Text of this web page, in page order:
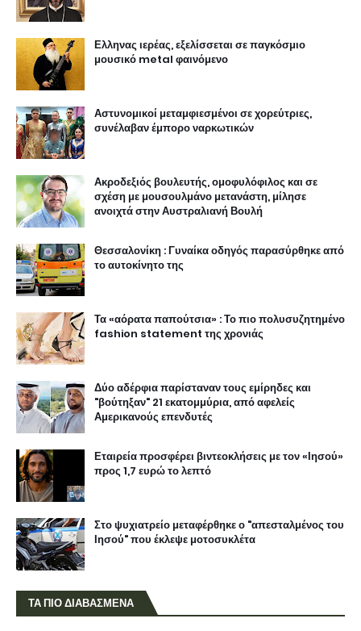
Ελληνας ιερέας, εξελίσσεται σε παγκόσμιο
μουσικό metal φαινόμενο
Αστυνομικοί μεταμφιεσμένοι σε χορεύτριες,
συνέλαβαν έμπορο ναρκωτικών
Ακροδεξιός βουλευτής, ομοφυλόφιλος και σε
σχέση με μουσουλμάνο μετανάστη, μίλησε
ανοιχτά στην Αυστραλιανή Βουλή
Θεσσαλονίκη : Γυναίκα οδηγός παρασύρθηκε από
το αυτοκίνητο της
Τα «αόρατα παπούτσια» : Το πιο πολυσυζητημένο
fashion statement της χρονιάς
Δύο αδέρφια παρίσταναν τους εμίρηδες και
"βούτηξαν" 21 εκατομμύρια, από αφελείς
Αμερικανούς επενδυτές
Εταιρεία προσφέρει βιντεοκλήσεις με τον «Ιησού»
προς 1,7 ευρώ το λεπτό
Στο ψυχιατρείο μεταφέρθηκε ο "απεσταλμένος του
Ιησού" που έκλεψε μοτοσυκλέτα
ΤΑ ΠΙΟ ΔΙΑΒΑΣΜΕΝΑ